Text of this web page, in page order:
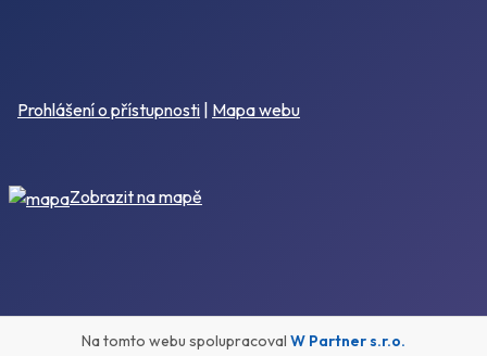
Prohlášení o přístupnosti | Mapa webu
Zobrazit na mapě
Na tomto webu spolupracoval W Partner s.r.o.